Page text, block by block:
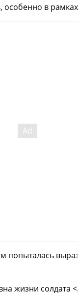
особенно в
попыталась
жизни солдата